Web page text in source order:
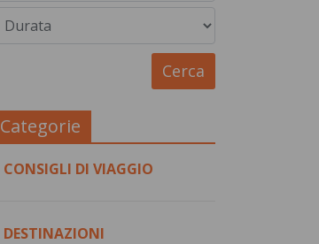
Categorie
CONSIGLI DI VIAGGIO
DESTINAZIONI